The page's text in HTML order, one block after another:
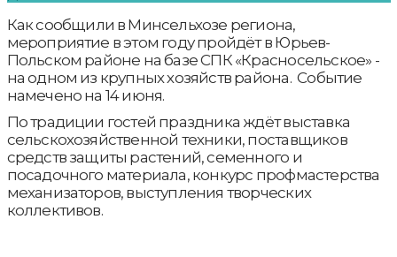
Как сообщили в Минсельхозе региона,
мероприятие в этом году пройдёт в Юрьев-
Польском районе на базе СПК «Красносельское» -
на одном из крупных хозяйств района. Событие
намечено на 14 июня.
По традиции гостей праздника ждёт выставка
сельскохозяйственной техники, поставщиков
средств защиты растений, семенного и
посадочного материала, конкурс профмастерства
механизаторов, выступления творческих
коллективов.